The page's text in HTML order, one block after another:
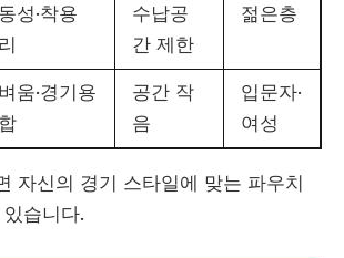
성·착용
수납공
간 제한
젊은층
움·경기용
공간 작
음
입문자·
여성
자신의 경기 스타일에 맞는 파우치
습니다.